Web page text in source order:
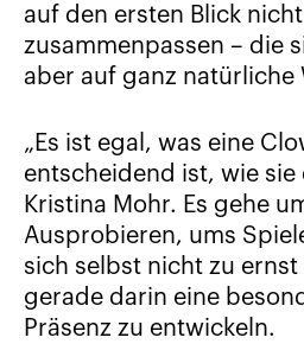
auf den ersten Blick
zusammenpassen – die
aber auf ganz natürliche
„Es ist egal, was eine
entscheidend ist, wie sie
Kristina Mohr. Es gehe
Ausprobieren, ums
sich selbst nicht zu ernst
gerade darin eine
Präsenz zu entwickeln.